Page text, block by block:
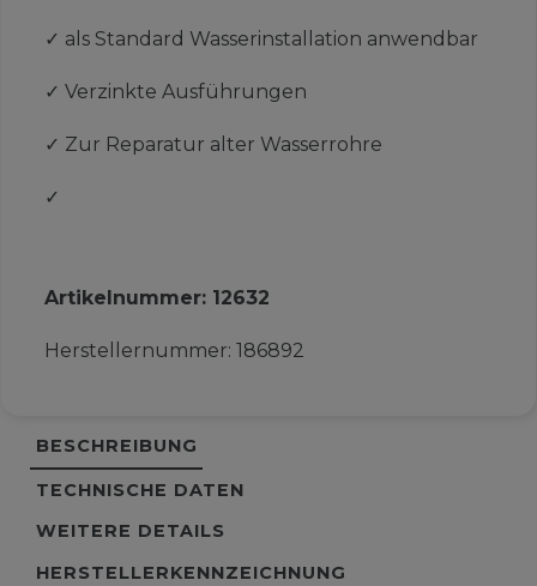
✓ als Standard Wasserinstallation anwendbar
✓ Verzinkte Ausführungen
✓ Zur Reparatur alter Wasserrohre
✓
Artikelnummer: 12632
Herstellernummer: 186892
BESCHREIBUNG
TECHNISCHE DATEN
WEITERE DETAILS
HERSTELLERKENNZEICHNUNG